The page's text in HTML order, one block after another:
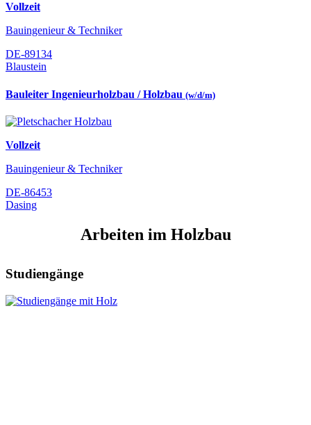
Vollzeit
Bauingenieur & Techniker
DE-89134
Blaustein
Bauleiter Ingenieurholzbau / Holzbau (w/d/m)
Vollzeit
Bauingenieur & Techniker
DE-86453
Dasing
Arbeiten im Holzbau
Studiengänge